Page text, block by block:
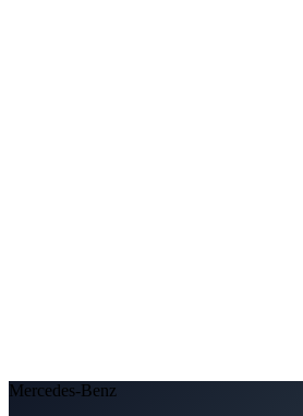
Mercedes-Benz